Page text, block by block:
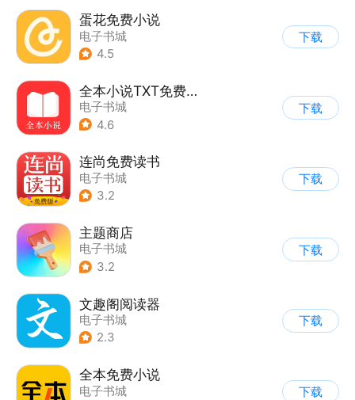
蛋花免费小说
电子书城
4.5
下载
全本小说TXT免费阅读器
电子书城
4.6
下载
连尚免费读书
电子书城
3.2
下载
主题商店
电子书城
3.2
下载
文趣阁阅读器
电子书城
2.3
下载
全本免费小说
电子书城
下载